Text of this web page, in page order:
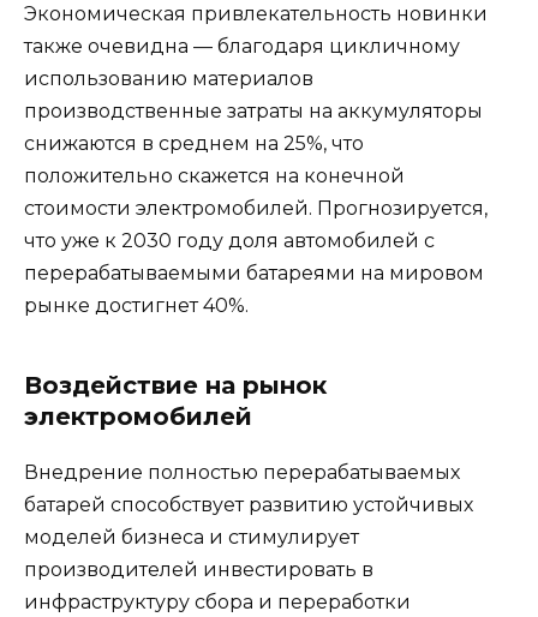
Экономическая привлекательность новинки
также очевидна — благодаря цикличному
использованию материалов
производственные затраты на аккумуляторы
снижаются в среднем на 25%, что
положительно скажется на конечной
стоимости электромобилей. Прогнозируется,
что уже к 2030 году доля автомобилей с
перерабатываемыми батареями на мировом
рынке достигнет 40%.
Воздействие на рынок
электромобилей
Внедрение полностью перерабатываемых
батарей способствует развитию устойчивых
моделей бизнеса и стимулирует
производителей инвестировать в
инфраструктуру сбора и переработки